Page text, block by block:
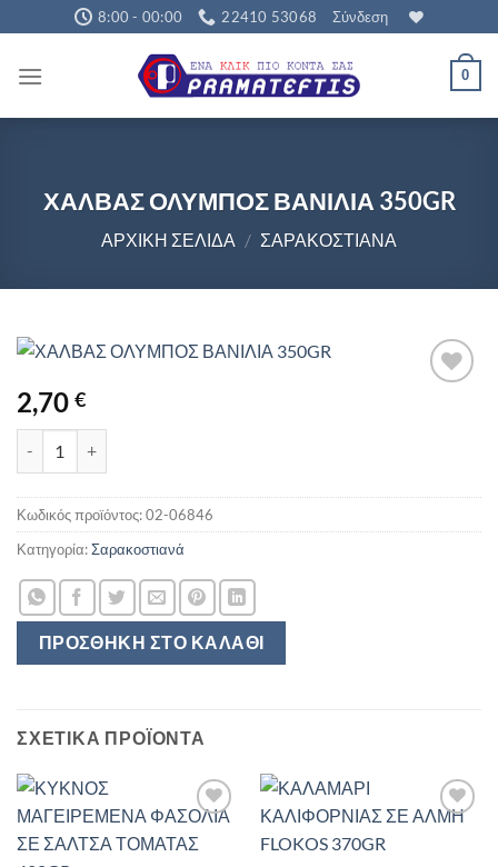
Μετάβαση
στο
περιεχόμενο
8:00 - 00:00 22410 53068 Σύνδεση
0
ΧΑΛΒΑΣ ΟΛΥΜΠΟΣ ΒΑΝΙΛΙΑ 350GR
ΑΡΧΙΚΉ ΣΕΛΊΔΑ / ΣΑΡΑΚΟΣΤΙΑΝΆ
2,70 €
ΠΡΟΣΘΉΚΗ ΣΤΟ ΚΑΛΆΘΙ
Κωδικός προϊόντος:02-06846
Κατηγορία:Σαρακοστιανά
ΣΧΕΤΙΚΆ ΠΡΟΪΌΝΤΑ